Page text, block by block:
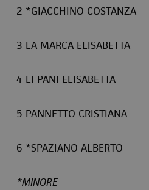
2 *GIACCHINO COSTANZA
3 LA MARCA ELISABETTA
4 LI PANI ELISABETTA
5 PANNETTO CRISTIANA
6 *SPAZIANO ALBERTO
*MINORE